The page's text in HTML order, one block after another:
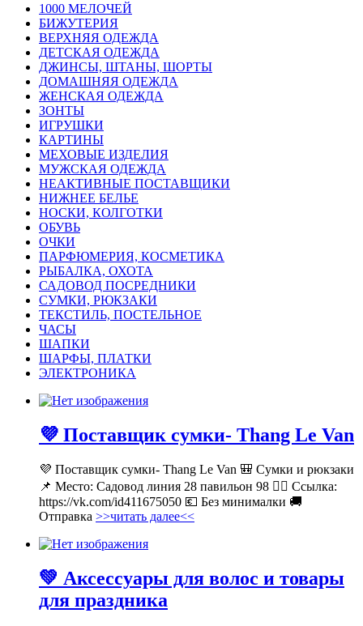
1000 МЕЛОЧЕЙ
БИЖУТЕРИЯ
ВЕРХНЯЯ ОДЕЖДА
ДЕТСКАЯ ОДЕЖДА
ДЖИНСЫ, ШТАНЫ, ШОРТЫ
ДОМАШНЯЯ ОДЕЖДА
ЖЕНСКАЯ ОДЕЖДА
ЗОНТЫ
ИГРУШКИ
КАРТИНЫ
МЕХОВЫЕ ИЗДЕЛИЯ
МУЖСКАЯ ОДЕЖДА
НЕАКТИВНЫЕ ПОСТАВЩИКИ
НИЖНЕЕ БЕЛЬЕ
НОСКИ, КОЛГОТКИ
ОБУВЬ
ОЧКИ
ПАРФЮМЕРИЯ, КОСМЕТИКА
РЫБАЛКА, ОХОТА
САДОВОД ПОСРЕДНИКИ
СУМКИ, РЮКЗАКИ
ТЕКСТИЛЬ, ПОСТЕЛЬНОЕ
ЧАСЫ
ШАПКИ
ШАРФЫ, ПЛАТКИ
ЭЛЕКТРОНИКА
💜 Поставщик сумки- Thang Le Van
💜 Поставщик сумки- Thang Le Van 🎒 Сумки и рюкзаки
📌 Место: Садовод линия 28 павильон 98 👉🏻 Ссылка:
https://vk.com/id411675050 💶 Без минималки 🚚
Отправка >>читать далее<<
💚 Аксессуары для волос и товары
для праздника